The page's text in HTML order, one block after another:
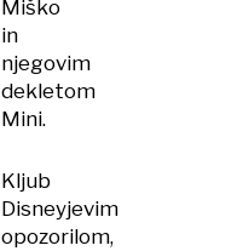
Miško
in
njegovim
dekletom
Mini.
Kljub
Disneyjevim
opozorilom,